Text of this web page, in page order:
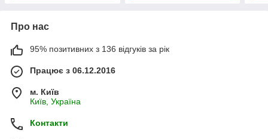
Про нас
95% позитивних з 136 відгуків за рік
Працює з 06.12.2016
м. Київ
Київ, Україна
Контакти